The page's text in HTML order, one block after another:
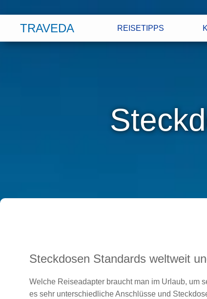
TRAVEDA REISETIPPS
Steckdosen Standards weltweit
Welche Reiseadapter braucht man im Urlaub, um
es sehr unterschiedliche Anschlüsse und